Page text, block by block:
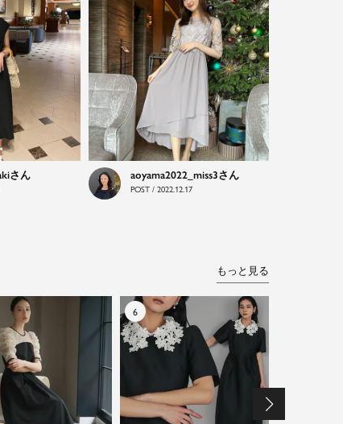
aoyama2022_miss3
POST / 2022.12.17
もっと見る